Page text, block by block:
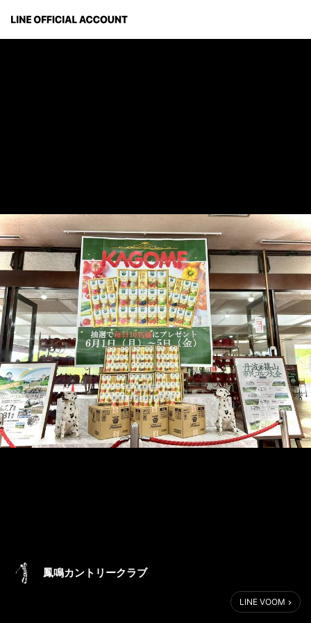
鳳鳴カントリークラブ
LINE VOOM